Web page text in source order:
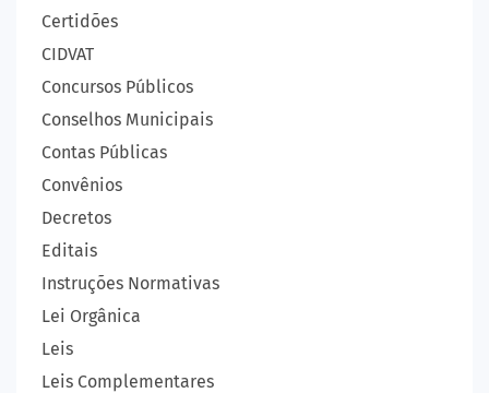
Certidões
CIDVAT
Concursos Públicos
Conselhos Municipais
Contas Públicas
Convênios
Decretos
Editais
Instruções Normativas
Lei Orgânica
Leis
Leis Complementares